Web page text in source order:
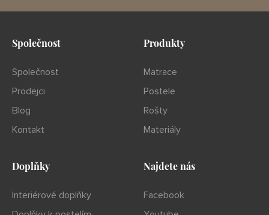
Společnost
Společnost
Prodejci
Blog
Kontakt
Produkty
Matrace
Postele
Rošty
Materiály
Doplňky
Interiérové doplňky
Najdete nás
Facebook